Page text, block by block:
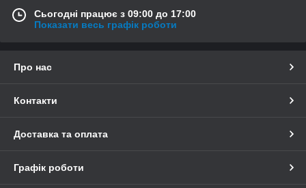
Сьогодні працює з 09:00 до 17:00
Показати весь графік роботи
Про нас
Контакти
Доставка та оплата
Графік роботи